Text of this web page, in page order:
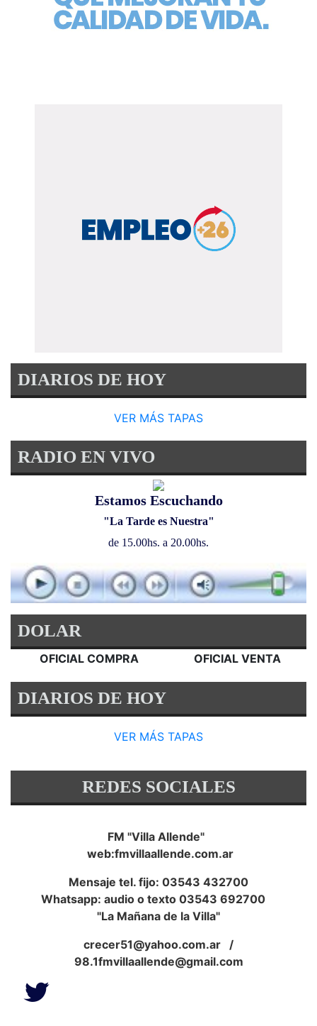
DIARIOS DE HOY
VER MÁS TAPAS
RADIO EN VIVO
Estamos Escuchando
"La Tarde es Nuestra"
de 15.00hs. a 20.00hs.
DOLAR
OFICIAL COMPRA OFICIAL VENTA
DIARIOS DE HOY
VER MÁS TAPAS
REDES SOCIALES
FM "Villa Allende"
web:fmvillaallende.com.ar
Mensaje tel. fijo: 03543 432700
Whatsapp: audio o texto 03543 692700
"La Mañana de la Villa"
crecer51@yahoo.com.ar /
98.1fmvillaallende@gmail.com